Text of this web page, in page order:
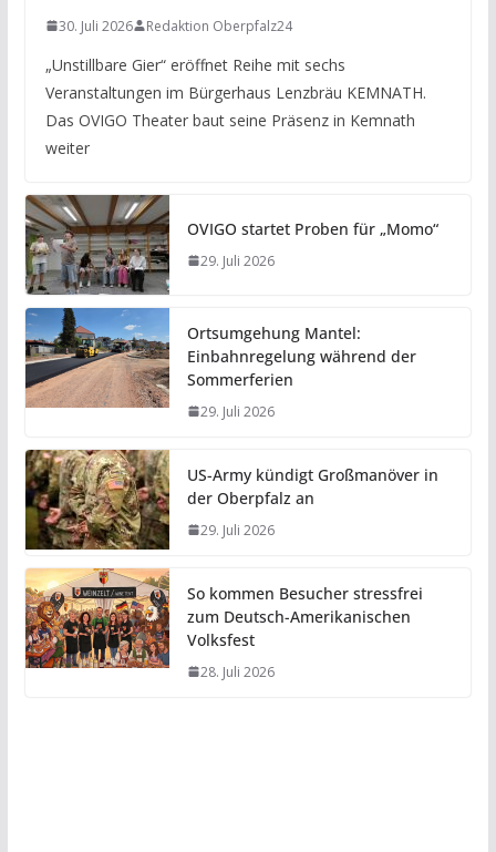
30. Juli 2026 Redaktion Oberpfalz24
„Unstillbare Gier“ eröffnet Reihe mit sechs
Veranstaltungen im Bürgerhaus Lenzbräu KEMNATH.
Das OVIGO Theater baut seine Präsenz in Kemnath
weiter
OVIGO startet Proben für „Momo“
29. Juli 2026
Ortsumgehung Mantel:
Einbahnregelung während der
Sommerferien
29. Juli 2026
US-Army kündigt Großmanöver in
der Oberpfalz an
29. Juli 2026
So kommen Besucher stressfrei
zum Deutsch-Amerikanischen
Volksfest
28. Juli 2026